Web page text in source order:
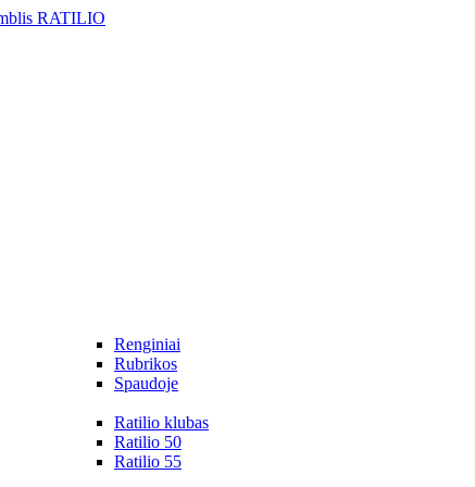
Renginiai
Rubrikos
Spaudoje
Ratilio klubas
Ratilio 50
Ratilio 55